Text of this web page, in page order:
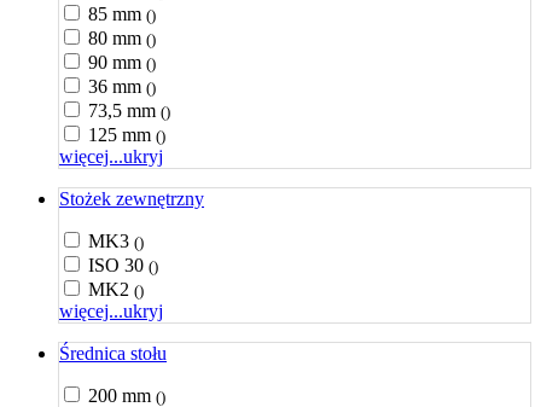
85 mm ()
80 mm ()
90 mm ()
36 mm ()
73,5 mm ()
125 mm ()
więcej...ukryj
Stożek zewnętrzny
MK3 ()
ISO 30 ()
MK2 ()
więcej...ukryj
Średnica stołu
200 mm ()